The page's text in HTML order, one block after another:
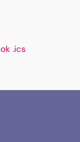
.ics